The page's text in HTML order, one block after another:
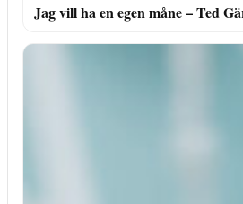
Jag vill ha en egen måne – Ted